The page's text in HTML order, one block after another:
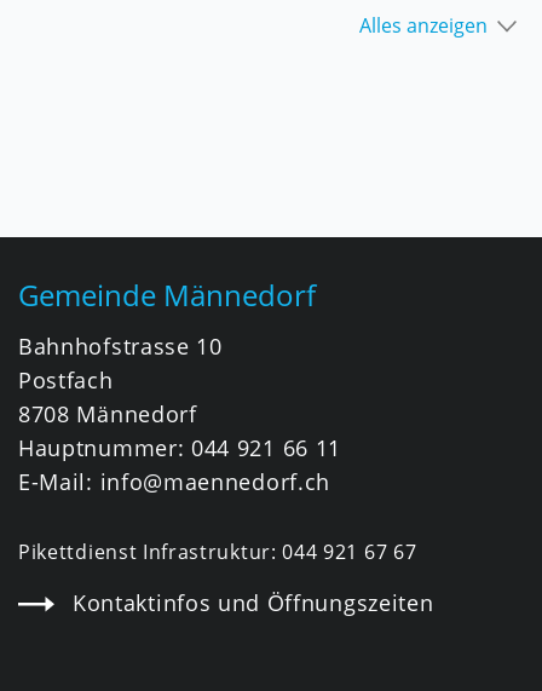
Alles anzeigen
Gemeinde Männedorf
Bahnhofstrasse 10
Postfach
8708 Männedorf
Hauptnummer: 044 921 66 11
E-Mail: info@maennedorf.ch
Pikettdienst Infrastruktur:044 921 67 67
Kontaktinfos und Öffnungszeiten